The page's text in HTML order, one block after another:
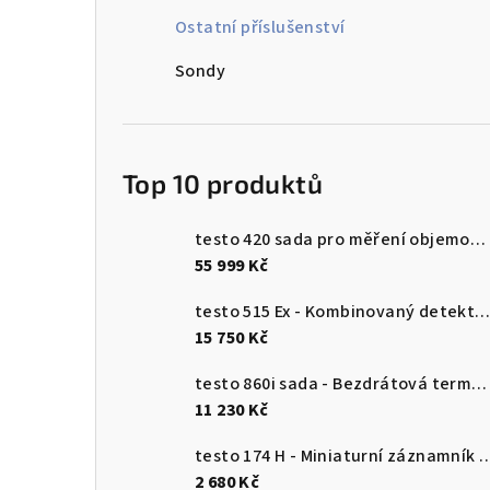
Ostatní příslušenství
Sondy
Top 10 produktů
testo 420 sada pro měření objemového průtoku
55 999 Kč
testo 515 Ex - Kombinovaný detektor úniku
15 750 Kč
testo 860i sada - Bezdrátová termokamera pro chytré telefony
11 230 Kč
testo 174 H - Miniaturní záznamník pro
2 680 Kč